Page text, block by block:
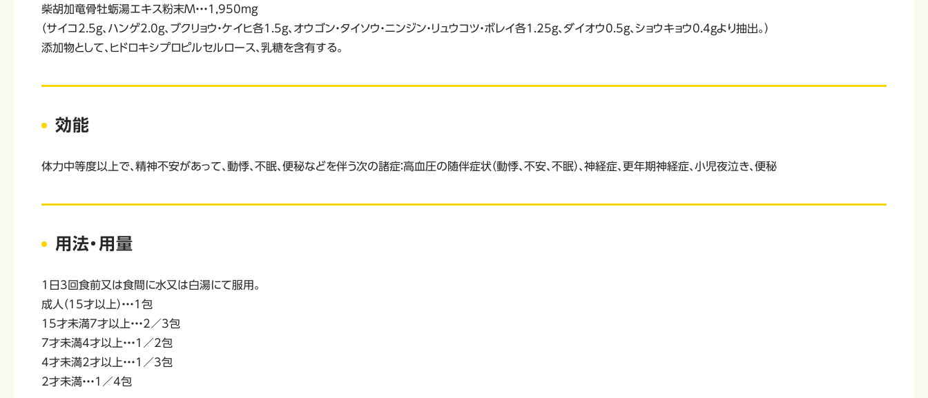
柴胡加竜骨牡蛎湯エキス粉末M・・・1,950mg
（サイコ2.5g、ハンゲ2.0g、ブクリョウ・ケイヒ各1.5g、オウゴン・タイソウ・ニンジン・リュウコツ・ボレイ各1.25g、ダイオウ0.5g、ショウキョウ0.4gより抽出。）
添加物として、ヒドロキシプロピルセルロース、乳糖を含有する。
効能
体力中等度以上で、精神不安があって、動悸、不眠、便秘などを伴う次の諸症：高血圧の随伴症状（動悸、不安、不眠）、神経症、更年期神経症、小児夜泣き、便秘
用法・用量
1日3回食前又は食間に水又は白湯にて服用。
成人（15才以上）・・・1包
15才未満7才以上・・・2／3包
7才未満4才以上・・・1／2包
4才未満2才以上・・・1／3包
2才未満・・・1／4包